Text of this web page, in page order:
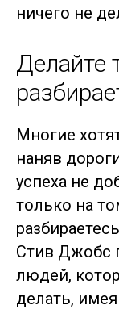
ничего не
Делайте
Многие
наняв
успеха не
только на
Стив Джобс
людей,
делать,